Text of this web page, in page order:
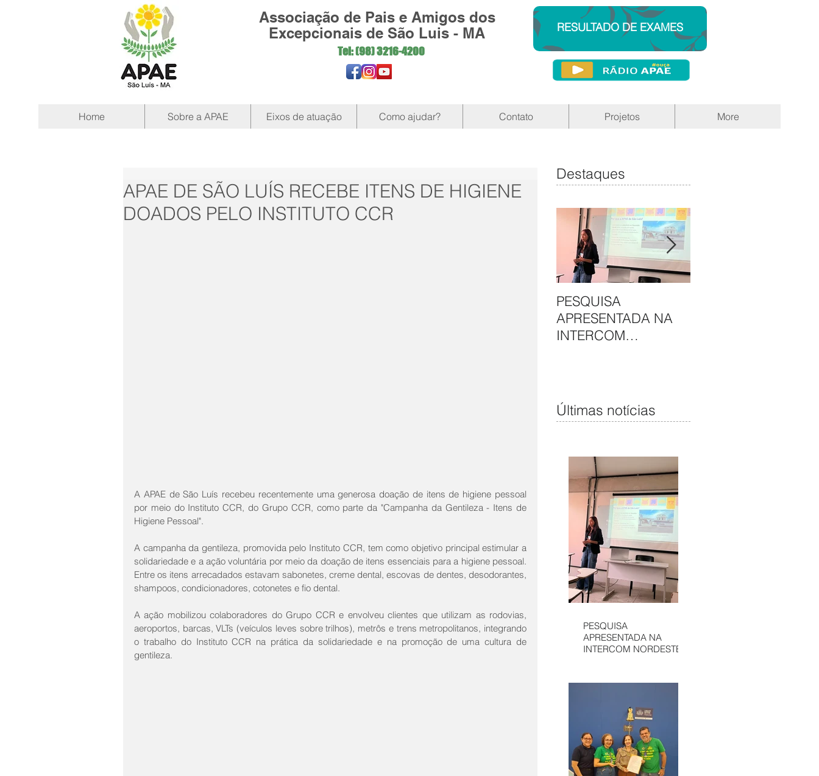
Associação de Pais e Amigos dos
Excepcionais de São Luis - MA
Tel: (98)3216-4200
RESULTADO DE EXAMES
Home Sobre a APAE Eixos de atuação Como ajudar? Contato Projetos More
APAE DE SÃO LUÍS RECEBE ITENS DE HIGIENE
DOADOS PELO INSTITUTO CCR
A APAE de São Luís recebeu recentemente uma generosa doação de itens de higiene pessoal
por meio do Instituto CCR, do Grupo CCR, como parte da "Campanha da Gentileza - Itens de
Higiene Pessoal".
A campanha da gentileza, promovida pelo Instituto CCR, tem como objetivo principal estimular a
solidariedade e a ação voluntária por meio da doação de itens essenciais para a higiene pessoal.
Entre os itens arrecadados estavam sabonetes, creme dental, escovas de dentes, desodorantes,
shampoos, condicionadores, cotonetes e fio dental.
A ação mobilizou colaboradores do Grupo CCR e envolveu clientes que utilizam as rodovias,
aeroportos, barcas, VLTs (veículos leves sobre trilhos), metrôs e trens metropolitanos, integrando
o trabalho do Instituto CCR na prática da solidariedade e na promoção de uma cultura de
gentileza.
Destaques
PESQUISA
APRESENTADA NA
INTERCOM
Últimas notícias
PESQUISA
APRESENTADA NA
INTERCOM NORDESTE
APAE DE SÃO LUÍS